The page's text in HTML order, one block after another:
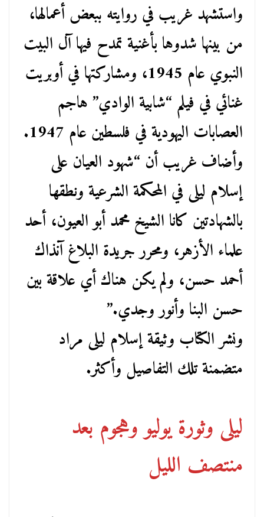
واستشهد غريب في روايته ببعض أعمالها،
من بينها شدوها بأغنية تمدح فيها آل البيت
النبوي عام 1945، ومشاركتها في أوبريت
غنائي في فيلم “شابية الوادي” هاجم
العصابات اليهودية في فلسطين عام 1947.
وأضاف غريب أن “شهود العيان على
إسلام ليلى في المحكمة الشرعية ونطقها
بالشهادتين كانا الشيخ محمد أبو العيون، أحد
علماء الأزهر، ومحرر جريدة البلاغ آنذاك
أحمد حسن، ولم يكن هناك أي علاقة بين
حسن البنا وأنور وجدي.”
ونشر الكتاب وثيقة إسلام ليلى مراد
متضمنة تلك التفاصيل وأكثر.
ليلى وثورة يوليو وهجوم بعد
منتصف الليل